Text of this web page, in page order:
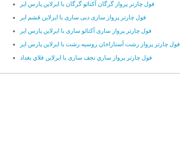
فول چارتر پرواز گرگان آکتائو گرگان با ایرلاین پارس ایر
فول چارتر پرواز ساری دبی ساری با ایرلاین قشم ایر
فول چارتر پرواز ساری آکتائو ساری با ایرلاین پارس ایر
فول چارتر پرواز رشت آستاراخان روسیه رشت با ایرلاین پارس ایر
فول چارتر پرواز ساري نجف ساری با ايرلاين فلاي بغداد